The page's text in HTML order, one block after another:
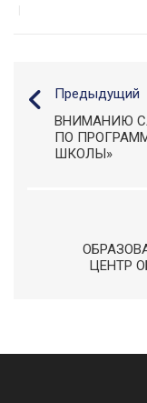
Предыдущий
ВНИМАНИЮ
ПО
ШКОЛЫ»
ЦЕНТР